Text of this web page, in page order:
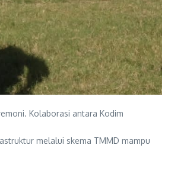
Kolaborasi antara Kodim
melalui skema TMMD mampu